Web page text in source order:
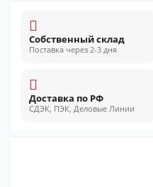
Собственный склад
Поставка через 2-3 дня
Доставка по РФ
СДЭК, ПЭК, Деловые Линии